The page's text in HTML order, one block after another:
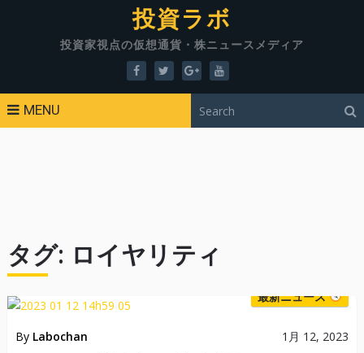
投資ラボ
投資家視点の仮想通貨・株ニュースメディア
MENU
タグ: ロイヤリティ
最新ニュース
By Labochan 1月 12, 2023